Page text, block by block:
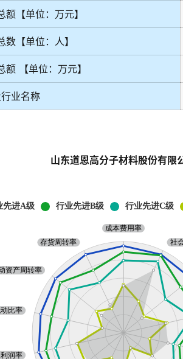
【单位：万元】
【单位：人】
【单位：万元】
业名称
山东道恩高分子材料股份有限